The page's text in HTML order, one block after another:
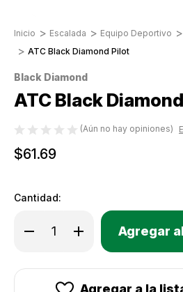
Inicio Escalada Equipo Deportivo
ATC Black Diamond Pilot
Black Diamond
ATC Black
(Aún no hay opiniones)
$61.69
Cantidad:
Disminuir
ATC
Diamond
Aumentar
la
cantidad
ATC
Diamond
Only
Existencias
actuales:
Agregar a la